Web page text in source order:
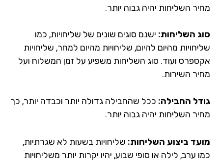
השליחות יהיה גבוה יותר.
השליחות:ישנם סוגים שונים של שליחויות, כמו
מהיום להיום, שליחויות מהיום למחר, שליחויות
ועוד. סוג השליחות משפיע על זמן המשלוח ועל
השירות.
החבילה:ככל שהחבילה גדולה יותר וכבדה יותר, כך
השליחות יהיה גבוה יותר.
ביצוע השליחות:שליחויות בשעות לא שגרתיות,
ערב, לילה או סופי שבוע, יהיו יקרות יותר משליחויות